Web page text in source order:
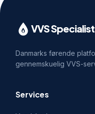
VVS
Danmarks førende
gennemskuelig VVS-
Services